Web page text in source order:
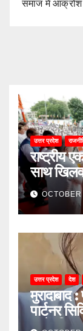
समाज में आक्रोश
उत्तर प्रदेश
राष्ट्रीय
साथ
उत्तर प्रदेश देश
पार्टनर
जानें, फिर